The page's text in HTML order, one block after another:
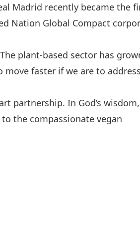
Madrid recently became the
Nation Global Compact
plant-based sector has
faster if we are to address
partnership. In God’s wisdom,
the compassionate vegan